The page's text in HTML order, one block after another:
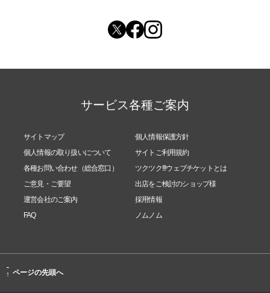
サービス各種ご案内
サイトマップ
個人情報保護方針
個人情報の取り扱いについて
サイトご利用規約
各種お問い合わせ（総合窓口）
ツクツク!!!ウェブチケットとは
ご意見・ご要望
出店をご検討のショップ様
運営会社のご案内
採用情報
FAQ
ノムノム
-
↑ ページの先頭へ